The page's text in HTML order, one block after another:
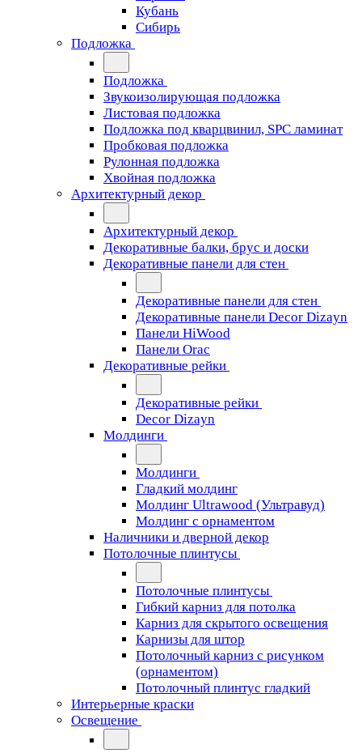
Кубань
Сибирь
Подложка
Подложка
Звукоизолирующая подложка
Листовая подложка
Подложка под кварцвинил, SPC ламинат
Пробковая подложка
Рулонная подложка
Хвойная подложка
Архитектурный декор
Архитектурный декор
Декоративные балки, брус и доски
Декоративные панели для стен
Декоративные панели для стен
Декоративные панели Decor Dizayn
Панели HiWood
Панели Orac
Декоративные рейки
Декоративные рейки
Decor Dizayn
Молдинги
Молдинги
Гладкий молдинг
Молдинг Ultrawood (Ультравуд)
Молдинг с орнаментом
Наличники и дверной декор
Потолочные плинтусы
Потолочные плинтусы
Гибкий карниз для потолка
Карниз для скрытого освещения
Карнизы для штор
Потолочный карниз с рисунком
(орнаментом)
Потолочный плинтус гладкий
Интерьерные краски
Освещение